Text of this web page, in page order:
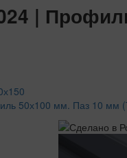
|
50х100 мм. Паз 10 мм